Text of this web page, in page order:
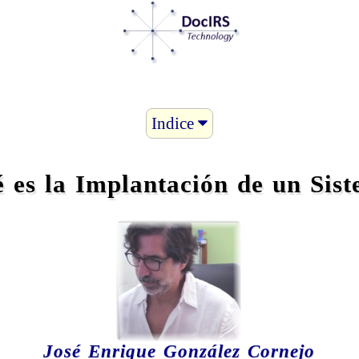
Indice
es la Implantación de un
José Enrique González Cornejo